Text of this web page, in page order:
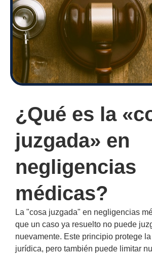
¿Qué es la
juzgada» en
negligencias
médicas?
La "cosa juzgada" en negligencias
que un caso ya resuelto no puede
nuevamente. Este principio protege
jurídica, pero también puede limitar